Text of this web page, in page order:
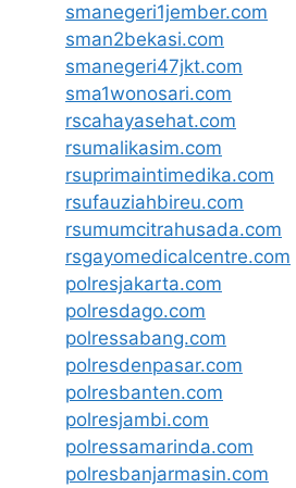
smanegeri1jember.com
sman2bekasi.com
smanegeri47jkt.com
sma1wonosari.com
rscahayasehat.com
rsumalikasim.com
rsuprimaintimedika.com
rsufauziahbireu.com
rsumumcitrahusada.com
rsgayomedicalcentre.com
polresjakarta.com
polresdago.com
polressabang.com
polresdenpasar.com
polresbanten.com
polresjambi.com
polressamarinda.com
polresbanjarmasin.com